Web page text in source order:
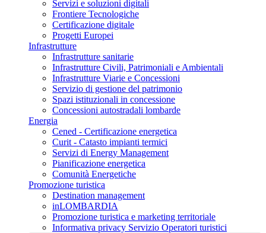
Servizi e soluzioni digitali
Frontiere Tecnologiche
Certificazione digitale
Progetti Europei
Infrastrutture
Infrastrutture sanitarie
Infrastrutture Civili, Patrimoniali e Ambientali
Infrastrutture Viarie e Concessioni
Servizio di gestione del patrimonio
Spazi istituzionali in concessione
Concessioni autostradali lombarde
Energia
Cened - Certificazione energetica
Curit - Catasto impianti termici
Servizi di Energy Management
Pianificazione energetica
Comunità Energetiche
Promozione turistica
Destination management
inLOMBARDIA
Promozione turistica e marketing territoriale
Informativa privacy Servizio Operatori turistici